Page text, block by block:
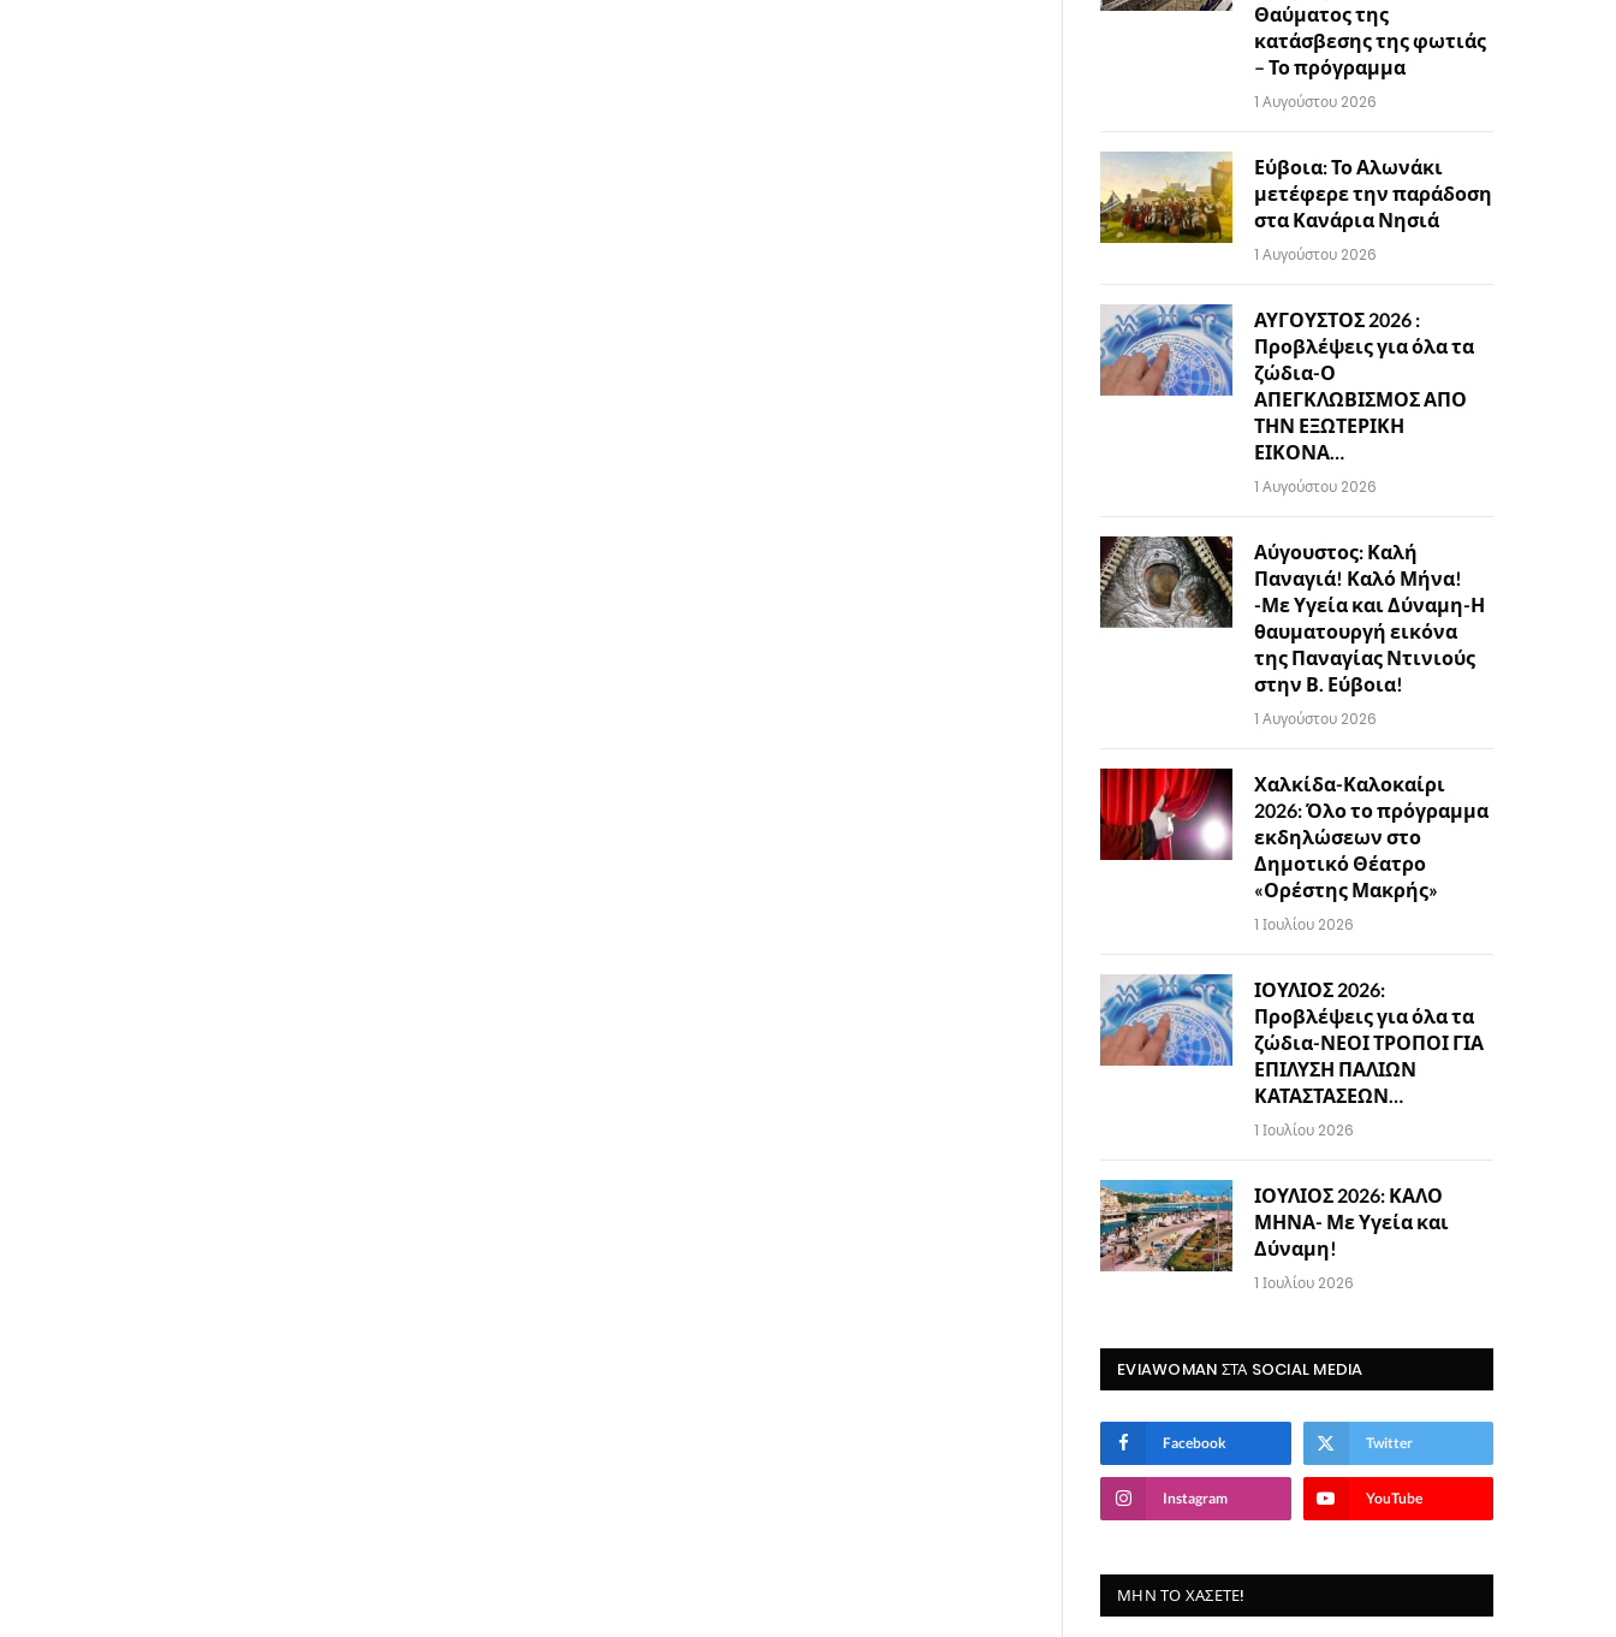
Θαύματος της
κατάσβεσης της φωτιάς
– Το πρόγραμμα
1 Αυγούστου 2026
Εύβοια: Το Αλωνάκι
μετέφερε την παράδοση
στα Κανάρια Νησιά
1 Αυγούστου 2026
ΑΥΓΟΥΣΤΟΣ 2026 :
Προβλέψεις για όλα τα
ζώδια-Ο
ΑΠΕΓΚΛΩΒΙΣΜΟΣ ΑΠΟ
ΤΗΝ ΕΞΩΤΕΡΙΚΗ
ΕΙΚΟΝΑ…
1 Αυγούστου 2026
Αύγουστος: Καλή
Παναγιά! Καλό Μήνα!
-Με Υγεία και Δύναμη-Η
θαυματουργή εικόνα
της Παναγίας Ντινιούς
στην Β. Εύβοια!
1 Αυγούστου 2026
Χαλκίδα-Καλοκαίρι
2026: Όλο το πρόγραμμα
εκδηλώσεων στο
Δημοτικό Θέατρο
«Ορέστης Μακρής»
1 Ιουλίου 2026
ΙΟΥΛΙΟΣ 2026:
Προβλέψεις για όλα τα
ζώδια-ΝΕΟΙ ΤΡΟΠΟΙ ΓΙΑ
ΕΠΙΛΥΣΗ ΠΑΛΙΩΝ
ΚΑΤΑΣΤΑΣΕΩΝ…
1 Ιουλίου 2026
ΙΟΥΛΙΟΣ 2026: ΚΑΛΟ
ΜΗΝΑ- Με Υγεία και
Δύναμη!
1 Ιουλίου 2026
EVIAWOMAN ΣΤΑ SOCIAL MEDIA
Facebook Twitter
Instagram YouTube
ΜΗΝ ΤΟ ΧΆΣΕΤΕ!